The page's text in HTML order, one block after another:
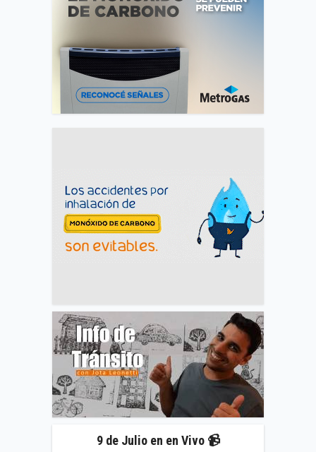
9 de Julio en en Vivo 📹